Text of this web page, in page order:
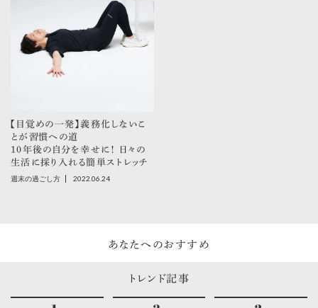
【目覚めの一発】義務化しないこ
とが習慣への道
10年後の自分を幸せに！ 日々の
生活に採り入れる簡単ストレッチ
週末の過ごし方 2022.06.24
あなたへのおすすめ
トレンド記事